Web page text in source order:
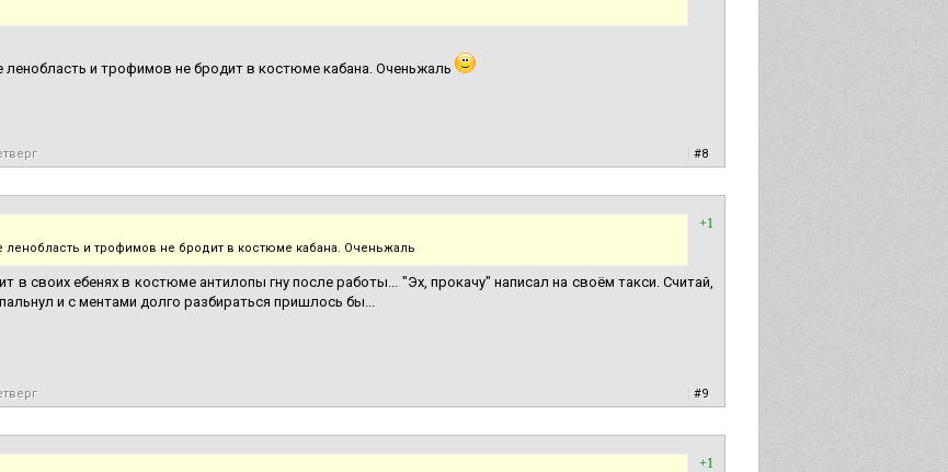
ленобласть и трофимов не бродит в костюме кабана. Оченьжаль
#8
+1
ленобласть и трофимов не бродит в костюме кабана. Оченьжаль
в своих ебенях в костюме антилопы гну после работы... "Эх, прокачу" написал на своём такси. Считай,
и с ментами долго разбираться пришлось бы...
#9
+1